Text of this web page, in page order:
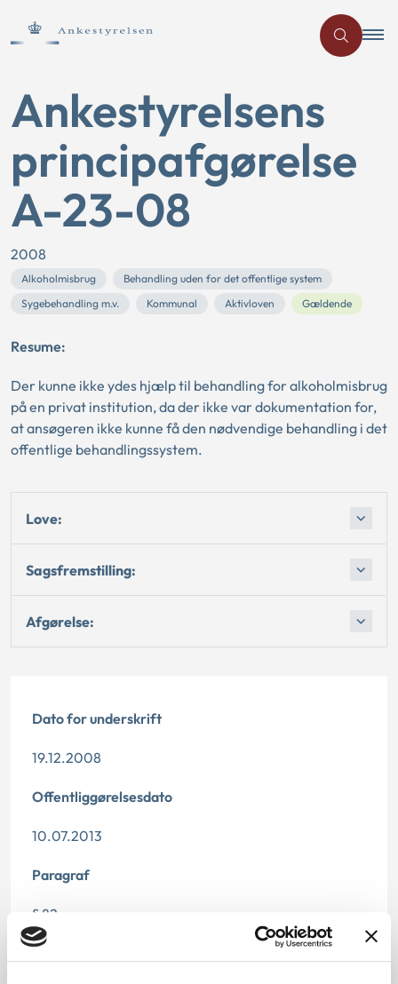
Ankestyrelsens
principafgørelse
A-23-08
2008
Alkoholmisbrug
Behandling uden for det offentlige system
Sygebehandling m.v.
Kommunal Aktivloven Gældende
Resume:
Der kunne ikke ydes hjælp til behandling for alkoholmisbrug
på en privat institution, da der ikke var dokumentation for,
at ansøgeren ikke kunne få den nødvendige behandling i det
offentlige behandlingssystem.
Love:
Sagsfremstilling:
Afgørelse:
Dato for underskrift
19.12.2008
Offentliggørelsesdato
10.07.2013
Paragraf
§ 82
Journalnummer